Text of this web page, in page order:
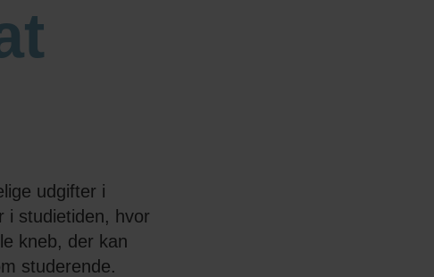
udgifter i
i studietiden, hvor
kneb, der kan
studerende.